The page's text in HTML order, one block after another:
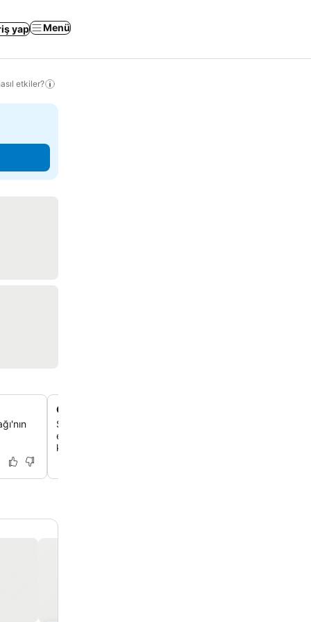
yap Menü
etkiler?
Golden Beach'e birkaç adım
Sadece 150 metre uzaklıktaki ünlü Chryssi Akti Plajı'na
erişimin keyfini çıkarabilirsin. Burada iyi düzenlenmiş bir
kristal berraklığında sular seni bekliyor.